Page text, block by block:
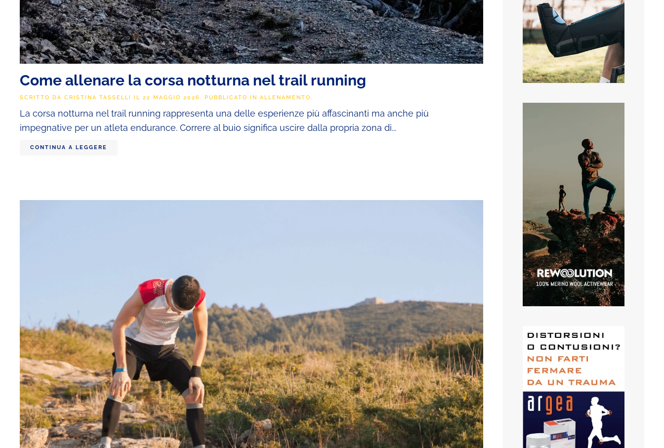
Come allenare la corsa notturna nel trail running
SCRITTO DA CRISTINA TASSELLI IL 22 MAGGIO 2026 . PUBBLICATO IN ALLENAMENTO .
La corsa notturna nel trail running rappresenta una delle esperienze più affascinanti ma anche più
impegnative per un atleta endurance. Correre al buio significa uscire dalla propria zona di...
CONTINUA A LEGGERE